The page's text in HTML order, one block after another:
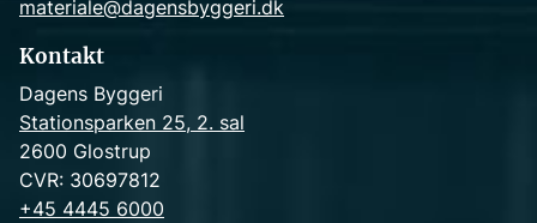
materiale@dagensbyggeri.dk
Kontakt
Dagens Byggeri
Stationsparken 25, 2. sal
2600 Glostrup
CVR: 30697812
+45 4445 6000